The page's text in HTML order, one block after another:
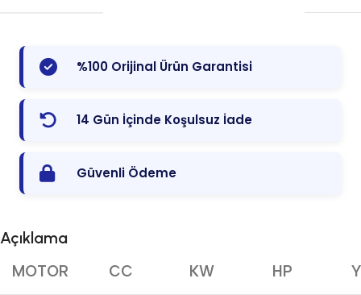
%100 Orijinal Ürün Garantisi
14 Gün İçinde Koşulsuz İade
Güvenli Ödeme
Açıklama
MOTOR CC KW HP